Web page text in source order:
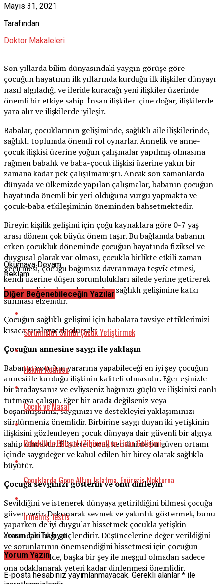
Mayıs 31, 2021
Tarafından
Doktor Makaleleri
Son yıllarda bilim dünyasındaki yaygın görüşe göre
çocuğun hayatının ilk yıllarında kurduğu ilk ilişkiler dünyayı
nasıl algıladığı ve ileride kuracağı yeni ilişkiler üzerinde
önemli bir etkiye sahip. İnsan ilişkiler içine doğar, ilişkilerde
yara alır ve ilişkilerde iyileşir.
Babalar, çocuklarının gelişiminde, sağlıklı aile ilişkilerinde,
sağlıklı toplumda önemli rol oynarlar. Annelik ve anne-
çocuk ilişkisi üzerine yoğun çalışmalar yapılmış olmasına
rağmen babalık ve baba-çocuk ilişkisi üzerine yakın bir
zamana kadar pek çalışılmamıştı. Ancak son zamanlarda
dünyada ve ülkemizde yapılan çalışmalar, babanın çocuğun
hayatında önemli bir yeri olduğuna vurgu yapmakta ve
çocuk-baba etkileşiminin öneminden bahsetmektedir.
Bireyin kişilik gelişimi için çoğu kaynaklara göre 0-7 yaş
arası dönem çok büyük önem taşır. Bu bağlamda babanın
erken çocukluk döneminde çocuğun hayatında fiziksel ve
duygusal olarak var olması, çocukla birlikte etkili zaman
geçirmesi, çocuğu bağımsız davranmaya teşvik etmesi,
kendi üzerine düşen sorumlulukları ailede yerine getirerek
hem kendisine hem de çocuğun sağlıklı gelişimine katkı
sunması elzemdir.
Çocuğun sağlıklı gelişimi için babalara tavsiye ettiklerimizi
kısaca sıralayacak olursak;
Çocuğun annesine saygı ile yaklaşın
Babanın çocuğun yararına yapabileceği en iyi şey çocuğun
annesi ile kurduğu ilişkinin kaliteli olmasıdır. Eğer eşinizle
bir aradaysanız ve evliyseniz bağınızı güçlü ve ilişkinizi canlı
tutmaya çalışın. Eğer bir arada değilseniz veya
boşanmışsanız, saygınızı ve destekleyici yaklaşımınızı
sürdürmeniz önemlidir. Birbirine saygı duyan iki yetişkinin
ilişkisini gözlemleyen çocuk dünyaya dair güvenli bir algıya
sahip olacaktır. Böylece çocuk kendini de bu güven ortamı
içinde saygıdeğer ve kabul edilen bir birey olarak sağlıkla
büyütür.
Çocuğa sevginizi gösterin ve onu dinleyin
Sevildiğini ve istenerek dünyaya getirildiğini bilmesi çocuğa
güven verir. Dokunarak sevmek ve yakınlık göstermek, bunu
yaparken de iyi duygular hissetmek çocukla yetişkin
arasındaki bağı güçlendirir. Düşüncelerine değer verildiğini
ve sorunlarının önemsendiğini hissetmesi için çocuğun
etkin bir şekilde, başka bir şey ile meşgul olmadan sadece
ona odaklanarak yeteri kadar dinlenmesi önemlidir.
Okumaya Devam
Reklam
Diğer Beğenebileceğin Yazılar
Sorumluluk Sahibi Çocuk Yetiştirmek
Hekim Korkusu
Çocuk ve Masal
Bebeklikte Bilişsel (Zihinsel) ve Lisan Gelişimi
Çocuklarda Gece Altını Islatma, Enürezis Nokturna
İnmemiş Testis
Yorum İçin Tıklayın
Yorum Yazın
E-posta hesabınız yayımlanmayacak. Gerekli alanlar * ile